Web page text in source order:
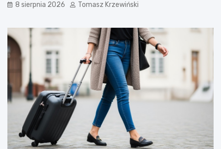
8 sierpnia 2026 Tomasz Krzewiński